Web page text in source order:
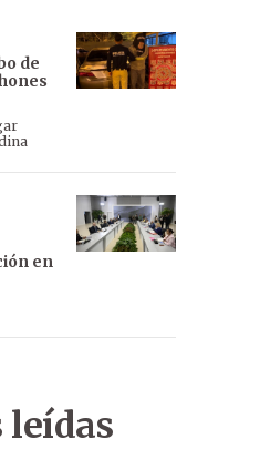
de
en
leídas